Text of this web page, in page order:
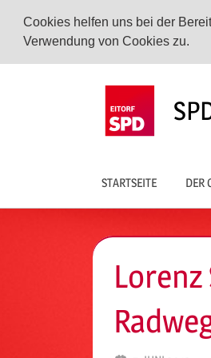
Cookies helfen uns bei der
Verwendung von Cookies zu.
STARTSEITE DER